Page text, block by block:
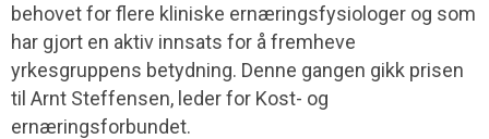
behovet for flere kliniske ernæringsfysiologer og som
har gjort en aktiv innsats for å fremheve
yrkesgruppens betydning. Denne gangen gikk prisen
til Arnt Steffensen, leder for Kost- og
ernæringsforbundet.